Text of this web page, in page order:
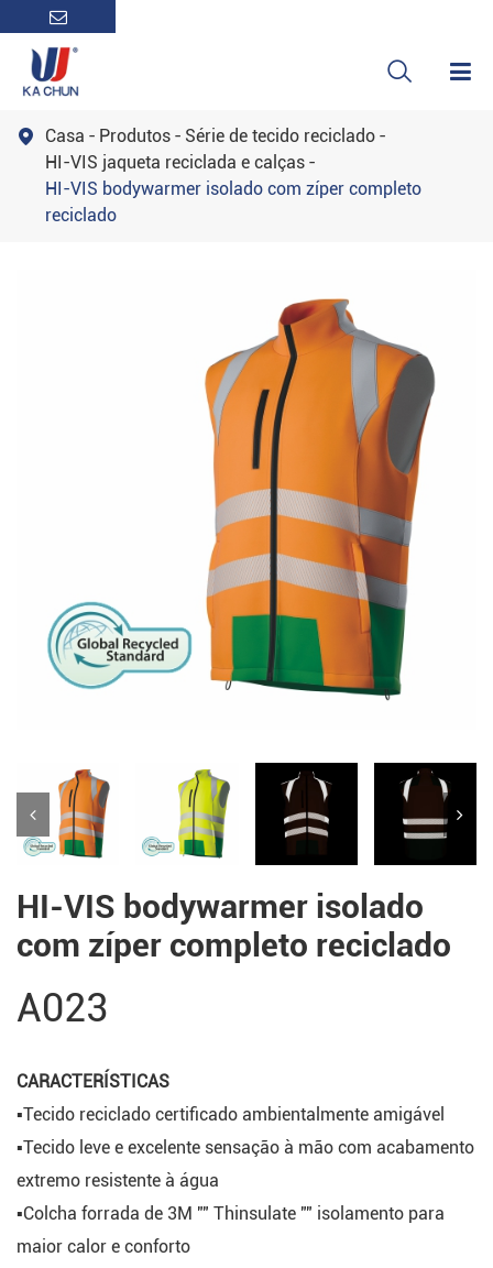

 Casa Produtos
Série de tecido reciclado
HI-VIS jaqueta reciclada e calças
HI-VIS bodywarmer isolado com zíper completo
reciclado
HI-VIS bodywarmer isolado
com zíper completo reciclado
A023
CARACTERÍSTICAS
▪Tecido reciclado certificado ambientalmente amigável
▪Tecido leve e excelente sensação à mão com acabamento
extremo resistente à água
▪Colcha forrada de 3M "" Thinsulate "" isolamento para
maior calor e conforto